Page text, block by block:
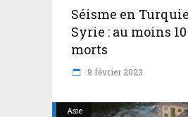
Séisme en
Syrie : au moins 10
morts
8 février 2023
Asie